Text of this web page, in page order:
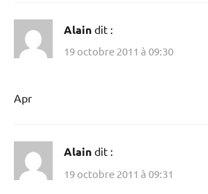
Alain dit :
19 octobre 2011 à 09:30
Apr
Alain dit :
19 octobre 2011 à 09:31